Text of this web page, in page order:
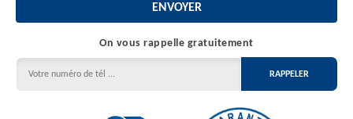
On vous rappelle gratuitement